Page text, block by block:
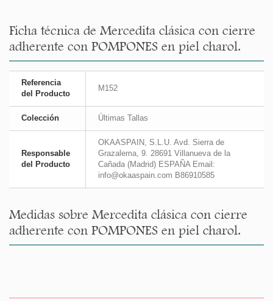
Ficha técnica de Mercedita clásica con cierre
adherente con POMPONES en piel charol.
Referencia
del Producto
M152
Colección Últimas Tallas
Responsable
del Producto
OKAASPAIN, S.L.U. Avd. Sierra de
Grazalema, 9. 28691 Villanueva de la
Cañada (Madrid) ESPAÑA Email:
info@okaaspain.com B86910585
Medidas sobre Mercedita clásica con cierre
adherente con POMPONES en piel charol.